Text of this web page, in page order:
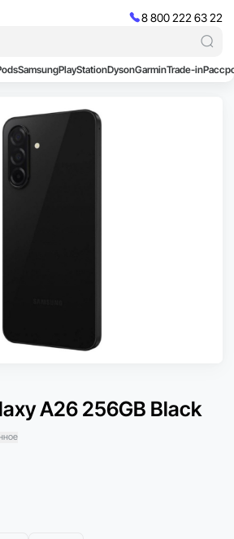
8 800 222 63 22
SamsungPlayStationDysonGarminTrade-in
A26 256GB Black